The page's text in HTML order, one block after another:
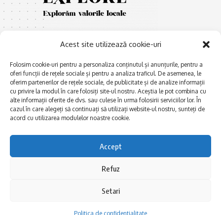
Acest site utilizează cookie-uri
Folosim cookie-uri pentru a personaliza conținutul și anunțurile, pentru a
oferi funcții de rețele sociale și pentru a analiza traficul. De asemenea, le
oferim partenerilor de rețele sociale, de publicitate și de analize informații
cu privire la modul în care folosiți site-ul nostru. Aceștia le pot combina cu
alte informații oferite de dvs. sau culese în urma folosirii serviciilor lor. În
cazul în care alegeți să continuați să utilizați website-ul nostru, sunteți de
acord cu utilizarea modulelor noastre cookie.
Accept
Refuz
Setari
Politica de confidentialitate
E xplorăm Dobrogea,
Explorăm valorile locale:
Deltă, Litoral, cele mai mari
lacuri, cele mai vechi orașe,
multe etnii, CELE MAI
Haideți în călătorie cu noi!
Afaceri și meșteșuguri
Actualitate
Dobrogea PE BUNE
Politica de confidentialitate